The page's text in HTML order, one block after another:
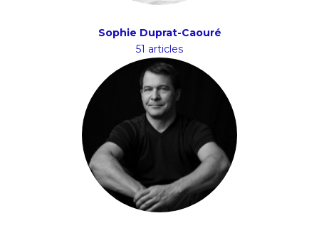
Sophie Duprat-Caouré
51 articles